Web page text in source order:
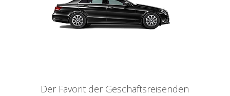
Der Favorit der Geschäftsreisenden